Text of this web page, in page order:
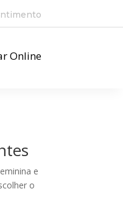
Online
e
o